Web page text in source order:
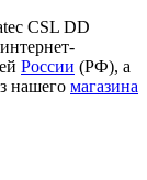
CSL DD
России (РФ), а
нашего магазина